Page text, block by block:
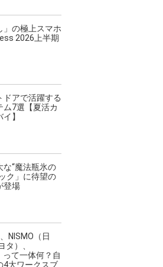
」の極上スマホ
2026上半期
ドアで活躍する
ム7選【夏活カ
】
な“魔法瓶氷の
ク」に待望の
登場
NISMO（日
タ）、
って一体何？自
4大ワークスブ